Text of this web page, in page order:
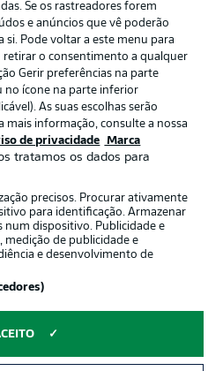
Aviso de privacidade
Emissoras
Marca
Jogadores
Gruppe GmbH
idioma
Se os rastreadores forem
e anúncios que vê poderão
si. Pode voltar a este menu para
retirar o consentimento a qualquer
Gerir preferências na parte
no ícone na parte inferior
As suas escolhas serão
mais informação, consulte a nossa
de privacidade Marca
tratamos os dados para
precisos. Procurar ativamente
para identificação. Armazenar
num dispositivo. Publicidade e
medição de publicidade e
e desenvolvimento de